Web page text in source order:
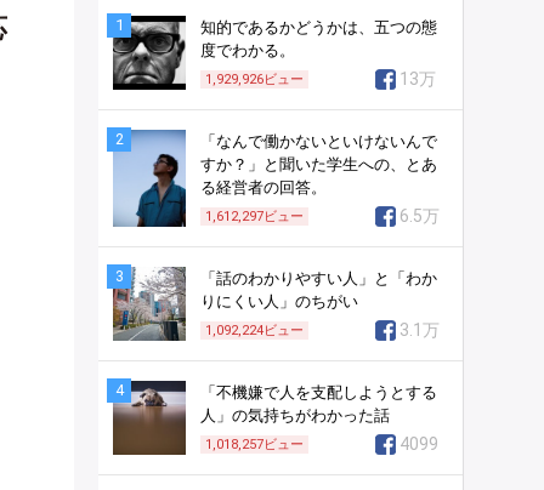
1
知的であるかどうかは、五つの態
度でわかる。
1,929,926ビュー 13万
2
「なんで働かないといけないんで
すか？」と聞いた学生への、とあ
る経営者の回答。
1,612,297ビュー 6.5万
3
「話のわかりやすい人」と「わか
りにくい人」のちがい
1,092,224ビュー 3.1万
4
「不機嫌で人を支配しようとする
人」の気持ちがわかった話
1,018,257ビュー 4099